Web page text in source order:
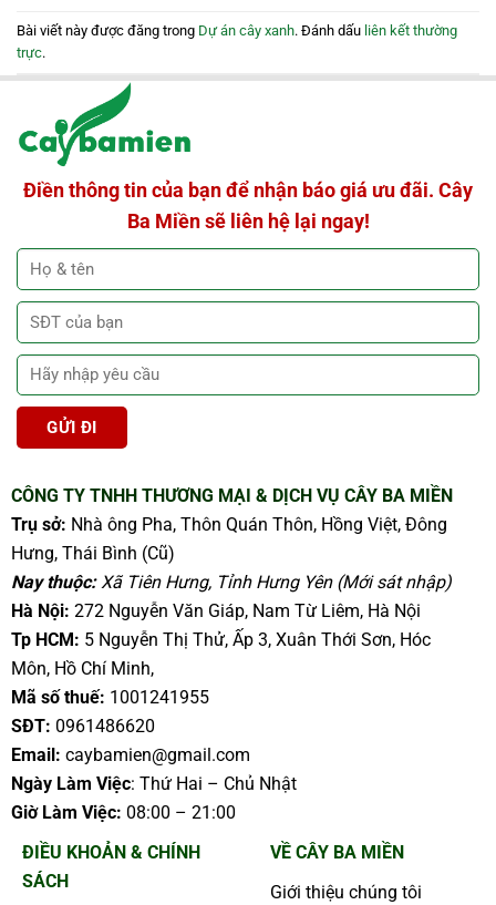
Bài viết này được đăng trong Dự án cây xanh. Đánh dấu liên kết thường
trực.
Điền thông tin của bạn để nhận báo giá ưu đãi. Cây
Ba Miền sẽ liên hệ lại ngay!
CÔNG TY TNHH THƯƠNG MẠI & DỊCH VỤ CÂY BA MIỀN
Trụ sở: Nhà ông Pha, Thôn Quán Thôn, Hồng Việt, Đông
Hưng, Thái Bình (Cũ)
Nay thuộc:Xã Tiên Hưng, Tỉnh Hưng Yên (Mới sát nhập)
Hà Nội: 272 Nguyễn Văn Giáp, Nam Từ Liêm, Hà Nội
Tp HCM: 5 Nguyễn Thị Thử, Ấp 3, Xuân Thới Sơn, Hóc
Môn, Hồ Chí Minh,
Mã số thuế: 1001241955
SĐT: 0961486620
Email: caybamien@gmail.com
Ngày Làm Việc: Thứ Hai – Chủ Nhật
Giờ Làm Việc: 08:00 – 21:00
ĐIỀU KHOẢN & CHÍNH
SÁCH
VỀ CÂY BA MIỀN
Giới thiệu chúng tôi